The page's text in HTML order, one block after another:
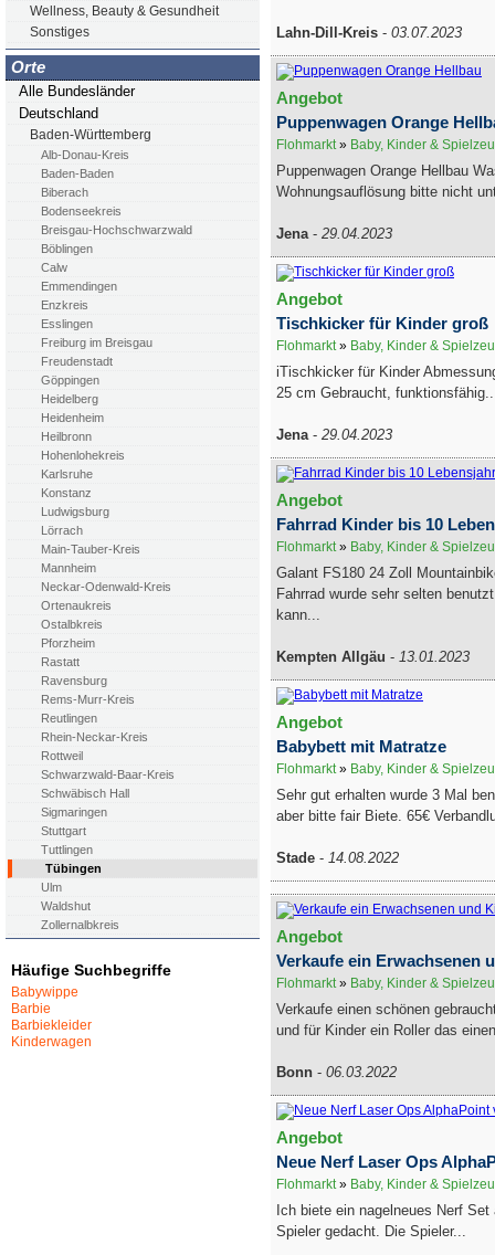
Wellness, Beauty & Gesundheit
Sonstiges
Orte
Alle Bundesländer
Deutschland
Baden-Württemberg
Alb-Donau-Kreis
Baden-Baden
Biberach
Bodenseekreis
Breisgau-Hochschwarzwald
Böblingen
Calw
Emmendingen
Enzkreis
Esslingen
Freiburg im Breisgau
Freudenstadt
Göppingen
Heidelberg
Heidenheim
Heilbronn
Hohenlohekreis
Karlsruhe
Konstanz
Ludwigsburg
Lörrach
Main-Tauber-Kreis
Mannheim
Neckar-Odenwald-Kreis
Ortenaukreis
Ostalbkreis
Pforzheim
Rastatt
Ravensburg
Rems-Murr-Kreis
Reutlingen
Rhein-Neckar-Kreis
Rottweil
Schwarzwald-Baar-Kreis
Schwäbisch Hall
Sigmaringen
Stuttgart
Tuttlingen
Tübingen
Ulm
Waldshut
Zollernalbkreis
Häufige Suchbegriffe
Babywippe
Barbie
Barbiekleider
Kinderwagen
Lahn-Dill-Kreis - 03.07.2023
Angebot
Puppenwagen Orange
Flohmarkt» Baby, Kinder &
Puppenwagen Orange Hellbau
Wohnungsauflösung bitte nicht
Jena - 29.04.2023
Angebot
Tischkicker für Kinder groß
Flohmarkt» Baby, Kinder &
iTischkicker für Kinder
25 cm Gebraucht,
Jena - 29.04.2023
Angebot
Fahrrad Kinder bis 10
Flohmarkt» Baby, Kinder &
Galant FS180 24 Zoll
Fahrrad wurde sehr selten
kann...
Kempten Allgäu - 13.01.2023
Angebot
Babybett mit Matratze
Flohmarkt» Baby, Kinder &
Sehr gut erhalten wurde 3 Mal
aber bitte fair Biete. 65€
Stade - 14.08.2022
Angebot
Verkaufe ein Erwachsenen
Flohmarkt» Baby, Kinder &
Verkaufe einen schönen
und für Kinder ein Roller das
Bonn - 06.03.2022
Angebot
Neue Nerf Laser Ops
Flohmarkt» Baby, Kinder &
Ich biete ein nagelneues Nerf
Spieler gedacht. Die Spieler...